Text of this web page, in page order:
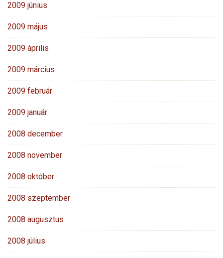
2009 június
2009 május
2009 április
2009 március
2009 február
2009 január
2008 december
2008 november
2008 október
2008 szeptember
2008 augusztus
2008 július